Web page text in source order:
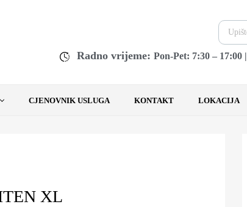
Radno vrijeme: Pon-Pet: 7:30 – 17:00 |
CJENOVNIK USLUGA KONTAKT LOKACIJA
XL